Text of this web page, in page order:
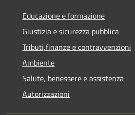
Educazione e formazione
Giustizia e sicurezza pubblica
Tributi,finanze e contravvenzioni
Ambiente
Salute, benessere e assistenza
Autorizzazioni